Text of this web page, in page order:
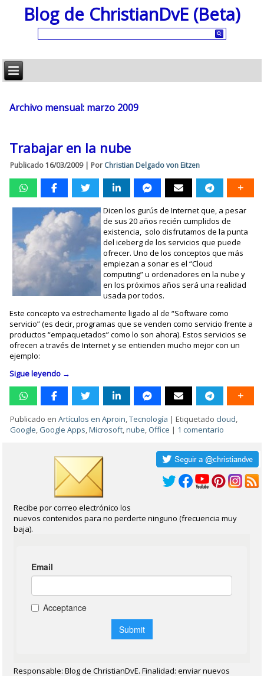
Blog de ChristianDvE (Beta)
Archivo mensual: marzo 2009
Trabajar en la nube
Publicado 16/03/2009| Por Christian Delgado von Eitzen
Dicen los gurús de Internet que, a pesar
de sus 20 años recién cumplidos de
existencia, solo disfrutamos de la punta
del iceberg de los servicios que puede
ofrecer. Uno de los conceptos que más
empiezan a sonar es el “Cloud
computing” u ordenadores en la nube y
en los próximos años será una realidad
usada por todos.
Este concepto va estrechamente ligado al de “Software como
servicio” (es decir, programas que se venden como servicio frente a
productos “empaquetados” como lo son ahora). Estos servicios se
ofrecen a través de Internet y se entienden mucho mejor con un
ejemplo:
Sigue leyendo →
Publicado en Artículos en Aproin,Tecnología |Etiquetado cloud,
Google, Google Apps,Microsoft,nube, Office | 1 comentario
Recibe por correo electrónico los
nuevos contenidos para no perderte ninguno (frecuencia muy
baja).
Responsable: Blog de ChristianDvE. Finalidad: enviar nuevos